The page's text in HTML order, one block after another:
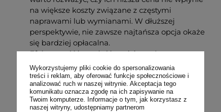
Wykorzystujemy pliki cookie do spersonalizowania
treści i reklam, aby oferować funkcje społecznościowe i
analizować ruch w naszej witrynie. Akceptacja tego
komunikatu oznacza zgodę na ich zapisywanie na
Twoim komputerze. Informacje o tym, jak korzystasz z
naszej witryny, udostępniamy partnerom
na większe koszty związane z częstymi
naprawami lub wymianami. W dłuższej
perspektywie, nie zawsze najtańsza opcja okaże
się bardziej opłacalna.
Efektywność i trwałość części – wyższa cena za
części oryginalne może wiązać się z dłuższą
trwałością i lepszą efektywnością, co może
przynieść oszczędności w postaci mniejszych
kosztów serwisowych w przyszłości.
Koszty przestojów – każdy przestój maszyny